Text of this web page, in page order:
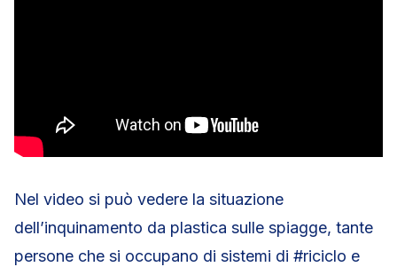
Nel video si può vedere la situazione
dell’inquinamento da plastica sulle spiagge, tante
persone che si occupano di sistemi di #riciclo e